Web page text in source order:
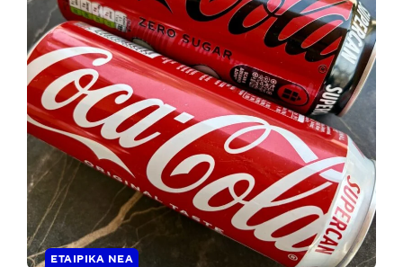
ΕΤΑΙΡΙΚΆ ΝΈΑ